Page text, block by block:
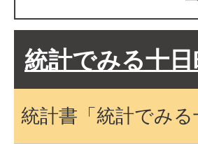
統計でみる十
統計書「統計でみ